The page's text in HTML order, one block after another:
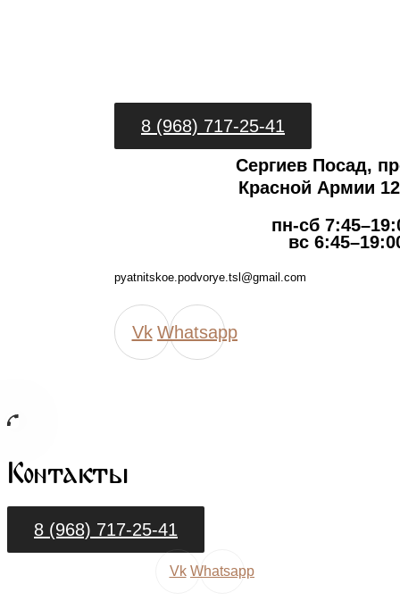
8 (968) 717-25-41
Сергиев Посад,
Красной Армии
пн-сб
вс
pyatnitskoe.podvorye.tsl@gmail.com
Vk Whatsapp
Контакты
8 (968) 717-25-41
Vk Whatsapp